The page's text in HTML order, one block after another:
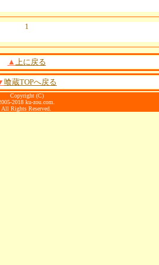
1
▲ 上に戻る
喰蔵TOPへ戻る
Copyright (C)
2018 ku-zou.com.
All Rights Reserved.